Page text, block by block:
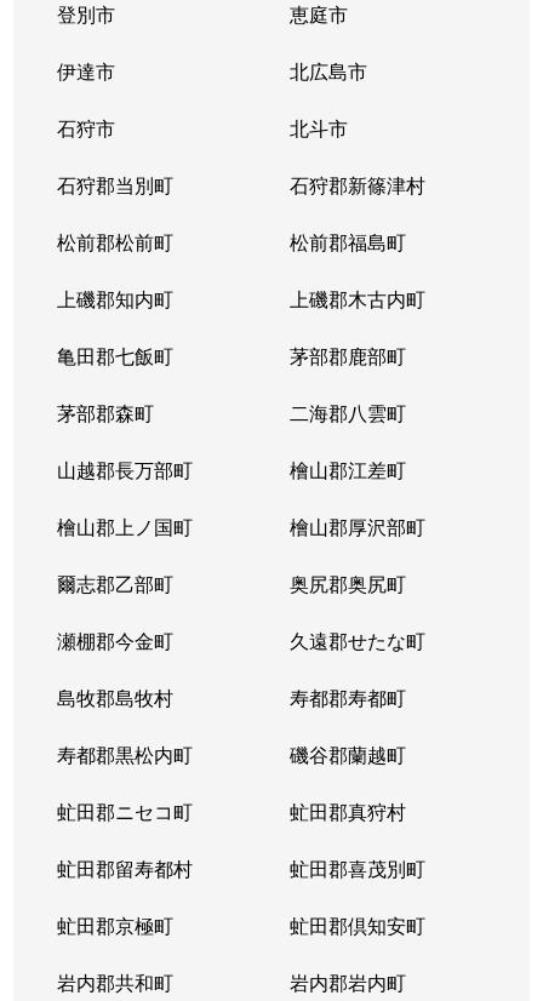
登別市 恵庭市
伊達市 北広島市
石狩市 北斗市
石狩郡当別町 石狩郡新篠津村
松前郡松前町 松前郡福島町
上磯郡知内町 上磯郡木古内町
亀田郡七飯町 茅部郡鹿部町
茅部郡森町 二海郡八雲町
山越郡長万部町 檜山郡江差町
檜山郡上ノ国町 檜山郡厚沢部町
爾志郡乙部町 奥尻郡奥尻町
瀬棚郡今金町 久遠郡せたな町
島牧郡島牧村 寿都郡寿都町
寿都郡黒松内町 磯谷郡蘭越町
虻田郡ニセコ町 虻田郡真狩村
虻田郡留寿都村 虻田郡喜茂別町
虻田郡京極町 虻田郡倶知安町
岩内郡共和町 岩内郡岩内町